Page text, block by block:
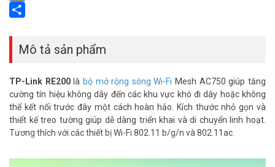
Email
Mô tả sản phẩm
TP-Link RE200là bộ mở rộng sóng Wi-Fi Mesh AC750 giúp tăng
cường tín hiệu không dây đến các khu vực khó đi dây hoặc không
thể kết nối trước đây một cách hoàn hảo. Kích thước nhỏ gọn và
thiết kế treo tường giúp dễ dàng triển khai và di chuyển linh hoạt.
Tương thích với các thiết bị Wi-Fi 802.11 b/g/n và 802.11ac.